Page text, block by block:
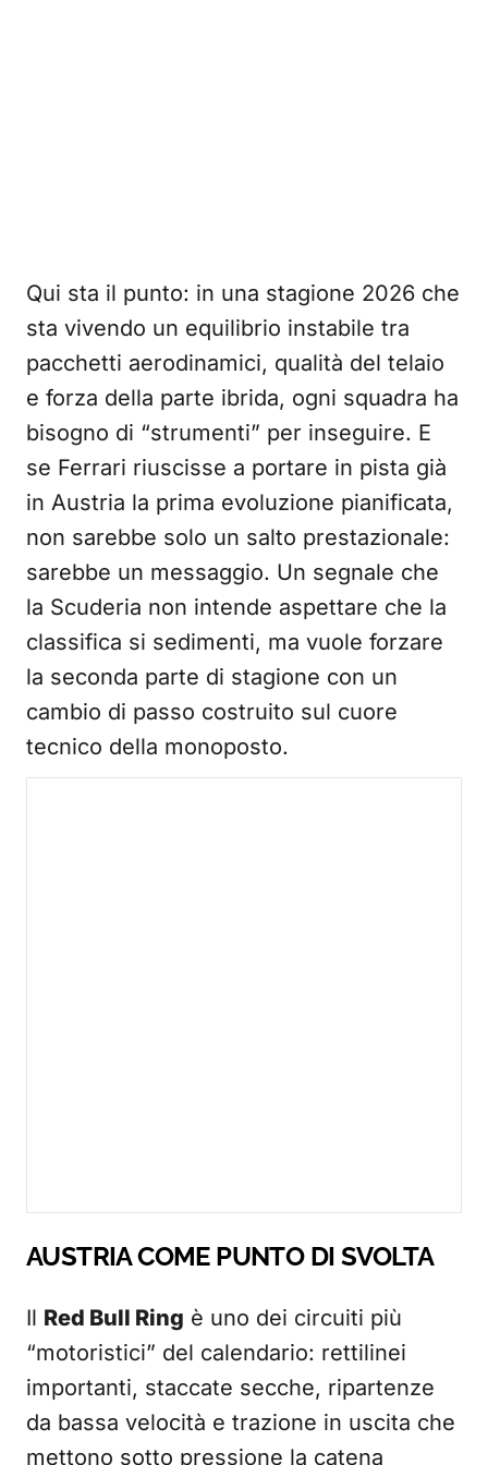
Qui sta il punto: in una stagione 2026 che
sta vivendo un equilibrio instabile tra
pacchetti aerodinamici, qualità del telaio
e forza della parte ibrida, ogni squadra ha
bisogno di “strumenti” per inseguire. E
se Ferrari riuscisse a portare in pista già
in Austria la prima evoluzione pianificata,
non sarebbe solo un salto prestazionale:
sarebbe un messaggio. Un segnale che
la Scuderia non intende aspettare che la
classifica si sedimenti, ma vuole forzare
la seconda parte di stagione con un
cambio di passo costruito sul cuore
tecnico della monoposto.
AUSTRIA COME PUNTO DI SVOLTA
Il Red Bull Ring è uno dei circuiti più
“motoristici” del calendario: rettilinei
importanti, staccate secche, ripartenze
da bassa velocità e trazione in uscita che
mettono sotto pressione la catena